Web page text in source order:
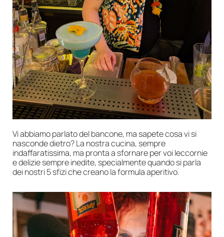
Vi abbiamo parlato del bancone, ma sapete cosa vi si
nasconde dietro? La nostra cucina, sempre
indaffaratissima, ma pronta a sfornare per voi leccornie
e delizie sempre inedite, specialmente quando si parla
dei nostri 5 sfizi che creano la formula aperitivo.